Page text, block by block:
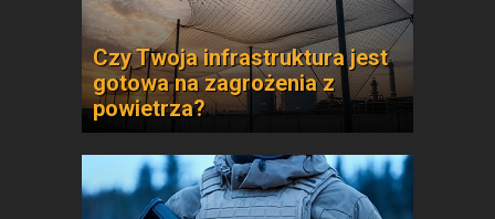
Czy Twoja infrastruktura jest
gotowa na zagrożenia z
powietrza?